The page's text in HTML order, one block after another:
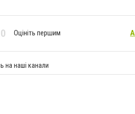
Оцініть першим
на наші канали